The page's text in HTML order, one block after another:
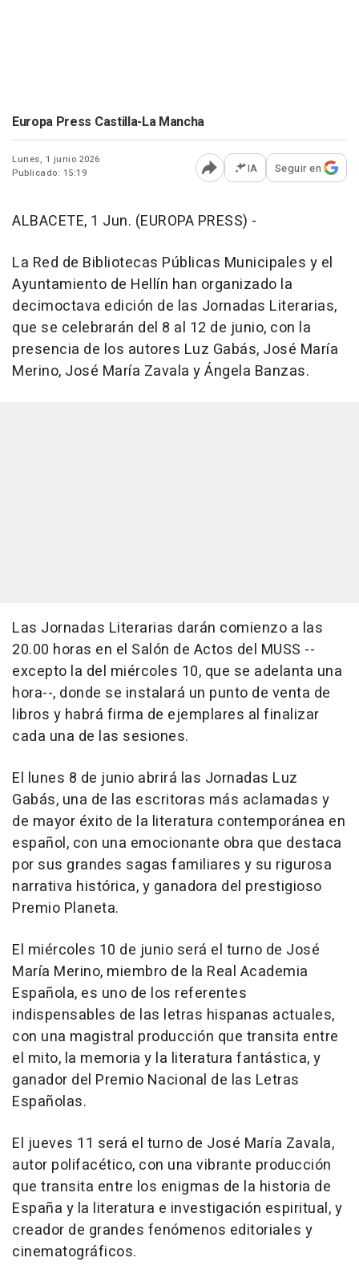
Europa Press Castilla-La Mancha
Lunes, 1 junio 2026
Publicado: 15:19
Abrir opciones para
IA Seguir en
ALBACETE, 1 Jun. (EUROPA PRESS) -
La Red de Bibliotecas Públicas Municipales y el
Ayuntamiento de Hellín han organizado la
decimoctava edición de las Jornadas Literarias,
que se celebrarán del 8 al 12 de junio, con la
presencia de los autores Luz Gabás, José María
Merino, José María Zavala y Ángela Banzas.
Las Jornadas Literarias darán comienzo a las
20.00 horas en el Salón de Actos del MUSS --
excepto la del miércoles 10, que se adelanta una
hora--, donde se instalará un punto de venta de
libros y habrá firma de ejemplares al finalizar
cada una de las sesiones.
El lunes 8 de junio abrirá las Jornadas Luz
Gabás, una de las escritoras más aclamadas y
de mayor éxito de la literatura contemporánea en
español, con una emocionante obra que destaca
por sus grandes sagas familiares y su rigurosa
narrativa histórica, y ganadora del prestigioso
Premio Planeta.
El miércoles 10 de junio será el turno de José
María Merino, miembro de la Real Academia
Española, es uno de los referentes
indispensables de las letras hispanas actuales,
con una magistral producción que transita entre
el mito, la memoria y la literatura fantástica, y
ganador del Premio Nacional de las Letras
Españolas.
El jueves 11 será el turno de José María Zavala,
autor polifacético, con una vibrante producción
que transita entre los enigmas de la historia de
España y la literatura e investigación espiritual, y
creador de grandes fenómenos editoriales y
cinematográficos.